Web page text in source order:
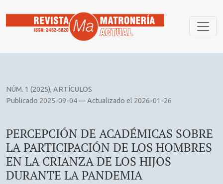
NÚM. 1 (2025), ARTÍCULOS
PERCEPCIÓN DE ACADÉMICAS SOBRE
LA PARTICIPACIÓN DE LOS HOMBRES
EN LA CRIANZA DE LOS HIJOS
DURANTE LA PANDEMIA
Publicado 2025-09-04 — Actualizado el 2026-01-26